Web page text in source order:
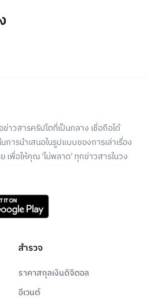
าวสารคริปโตที่เป็นกลาง เชื่อถือได้
การนำเสนอในรูปแบบของการเล่าเรื่อง
เพื่อให้คุณ 'ไม่พลาด' ทุกข่าวสารในวง
สำรวจ
ราคาสกุลเงินดิจิตอล
อีเวนต์